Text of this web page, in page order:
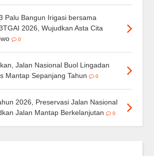
Palu Bangun Irigasi bersama
2026, Wujudkan Asta Cita
0
Jalan Nasional Buol Lingadan
Mantap Sepanjang Tahun
0
2026, Preservasi Jalan Nasional
Jalan Mantap Berkelanjutan
0